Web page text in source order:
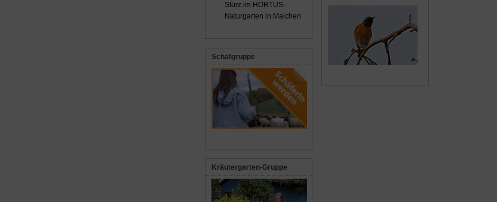
Stürz im HORTUS-
Naturgarten in Malchen
Schafgruppe
Kräutergarten-Gruppe